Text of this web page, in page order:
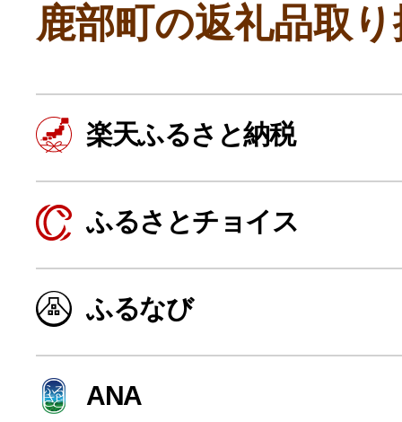
よく見られている返礼品
ふるさと納税徹底比較
鹿部町の返礼品取
楽天ふるさと納税
ふるさとチョイス
ふるなび
ANA